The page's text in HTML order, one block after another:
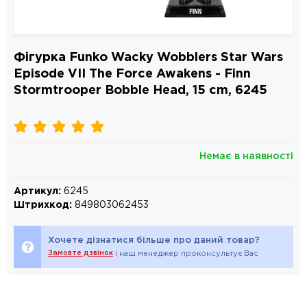
Фігурка Funko Wacky Wobblers Star Wars
Episode VII The Force Awakens - Finn
Stormtrooper Bobble Head, 15 cm, 6245
Немає в наявності
Артикул: 6245
Штрихкод: 849803062453
Хочете дізнатися більше про даний товар?
Замовте дзвінок і наш менеджер проконсультує Вас